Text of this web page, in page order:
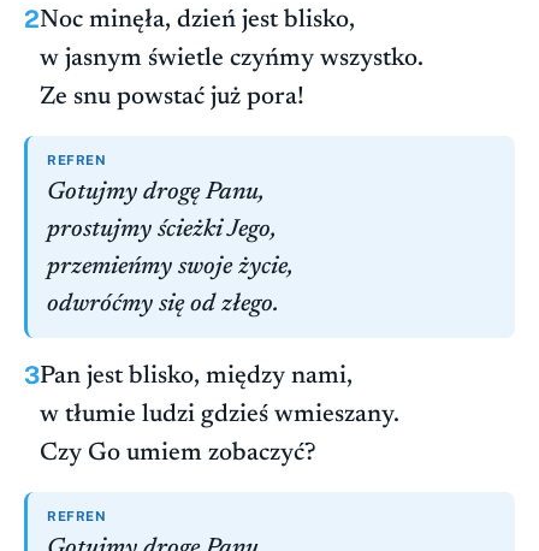
2Noc minęła, dzień jest blisko,
w jasnym świetle czyńmy wszystko.
Ze snu powstać już pora!
REFREN
Gotujmy drogę Panu,
prostujmy ścieżki Jego,
przemieńmy swoje życie,
odwróćmy się od złego.
3Pan jest blisko, między nami,
w tłumie ludzi gdzieś wmieszany.
Czy Go umiem zobaczyć?
REFREN